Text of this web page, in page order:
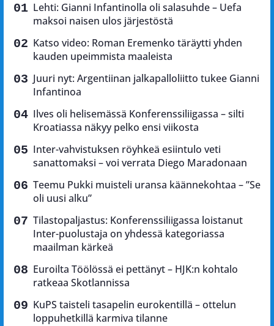
Lehti: Gianni Infantinolla oli salasuhde – Uefa
maksoi naisen ulos järjestöstä
Katso video: Roman Eremenko täräytti yhden
kauden upeimmista maaleista
Juuri nyt: Argentiinan jalkapalloliitto tukee Gianni
Infantinoa
Ilves oli helisemässä Konferenssiliigassa – silti
Kroatiassa näkyy pelko ensi viikosta
Inter-vahvistuksen röyhkeä esiintulo veti
sanattomaksi – voi verrata Diego Maradonaan
Teemu Pukki muisteli uransa käännekohtaa – ”Se
oli uusi alku”
Tilastopaljastus: Konferenssiliigassa loistanut
Inter-puolustaja on yhdessä kategoriassa
maailman kärkeä
Euroilta Töölössä ei pettänyt – HJK:n kohtalo
ratkeaa Skotlannissa
KuPS taisteli tasapelin eurokentillä – ottelun
loppuhetkillä karmiva tilanne